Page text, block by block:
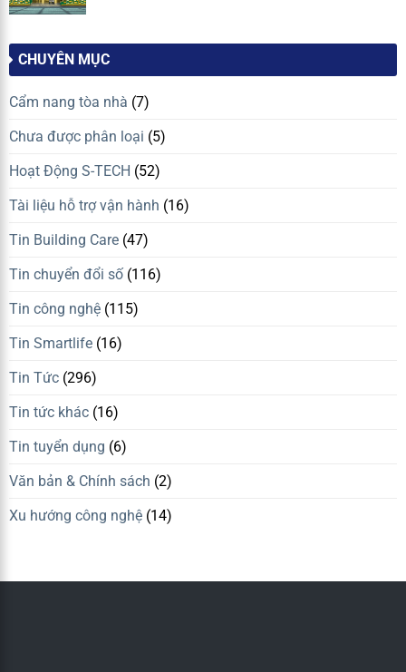
CHUYÊN MỤC
Cẩm nang tòa nhà (7)
Chưa được phân loại (5)
Hoạt Động S-TECH (52)
Tài liệu hỗ trợ vận hành (16)
Tin Building Care (47)
Tin chuyển đổi số (116)
Tin công nghệ (115)
Tin Smartlife (16)
Tin Tức (296)
Tin tức khác (16)
Tin tuyển dụng (6)
Văn bản & Chính sách (2)
Xu hướng công nghệ (14)